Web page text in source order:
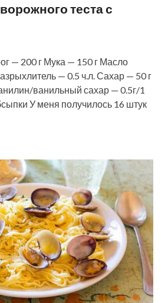
теста с
— 200 г Мука — 150 г Масло
— 0.5 ч.л. Сахар — 50 г
ванильный сахар — 0.5г/1
У меня получилось 16 штук